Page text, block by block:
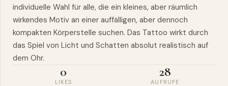
individuelle Wahl für alle, die ein kleines, aber räumlich
wirkendes Motiv an einer auffälligen, aber dennoch
kompakten Körperstelle suchen. Das Tattoo wirkt durch
das Spiel von Licht und Schatten absolut realistisch auf
dem Ohr.
0
LIKES
28
AUFRUFE